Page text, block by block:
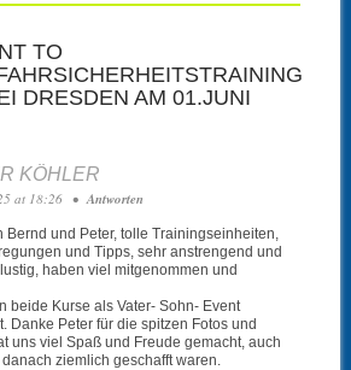
TO
DRESDEN AM 01.JUNI
KÖHLER
at 18:26 • Antworten
Bernd und Peter, tolle Trainingseinheiten,
und Tipps, sehr anstrengend und
haben viel mitgenommen und
beide Kurse als Vater- Sohn- Event
Danke Peter für die spitzen Fotos und
uns viel Spaß und Freude gemacht, auch
ziemlich geschafft waren.